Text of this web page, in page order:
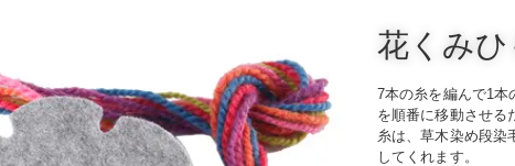
花くみひ
7本の糸を編んで1
を順番に移動させる
糸は、草木染め段染
してくれます。